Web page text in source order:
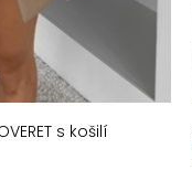
s košilí